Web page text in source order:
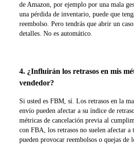
de Amazon, por ejemplo por una mala
una pérdida de inventario, puede que
reembolso. Pero tendrás que abrir un
detalles. No es automático.
4. ¿Influirán los retrasos en mis
vendedor?
Si usted es FBM, sí. Los retrasos en la
envío pueden afectar a su índice de
métricas de cancelación previa al
con FBA, los retrasos no suelen afectar a
pueden provocar reembolsos o quejas de